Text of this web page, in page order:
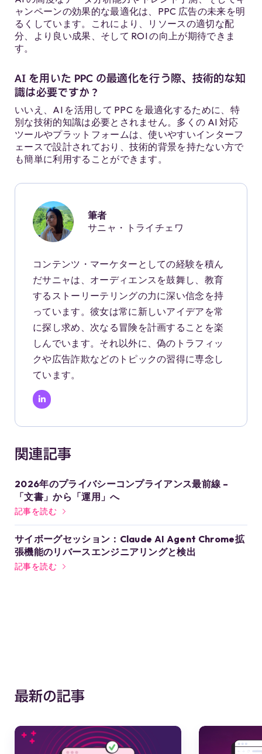
ャンペーンの効果的な最適化は、PPC 広告の未来を明
るくしています。これにより、リソースの適切な配
分、より良い成果、そして ROI の向上が期待できま
す。
AI を用いた PPC の最適化を行う際、技術的な知
識は必要ですか？
いいえ、AI を活用して PPC を最適化するために、特
別な技術的知識は必要とされません。多くの AI 対応
ツールやプラットフォームは、使いやすいインターフ
ェースで設計されており、技術的背景を持たない方で
も簡単に利用することができます。
筆者
サニャ・トライチェワ
コンテンツ・マーケターとしての経験を積ん
だサニャは、オーディエンスを鼓舞し、教育
するストーリーテリングの力に深い信念を持
っています。彼女は常に新しいアイデアを常
に探し求め、次なる冒険を計画することを楽
しんでいます。それ以外に、偽のトラフィッ
クや広告詐欺などのトピックの習得に専念し
ています。
関連記事
2026年のプライバシーコンプライアンス最前線 –
「文書」から「運用」へ
記事を読む
サイボーグセッション：Claude AI Agent Chrome拡
張機能のリバースエンジニアリングと検出
記事を読む
最新の記事